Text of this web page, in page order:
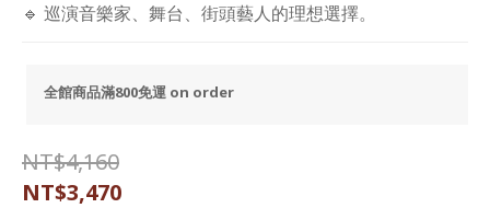
🔹 巡演音樂家、舞台、街頭藝人的理想選擇。
全館商品滿800免運 on order
NT$4,160
NT$3,470